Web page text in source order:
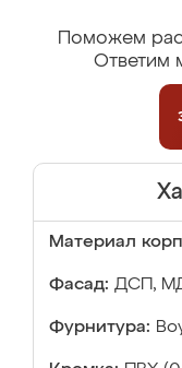
Поможем
Ответим
Материал
Фасад: ДСП,
Фурнитура: